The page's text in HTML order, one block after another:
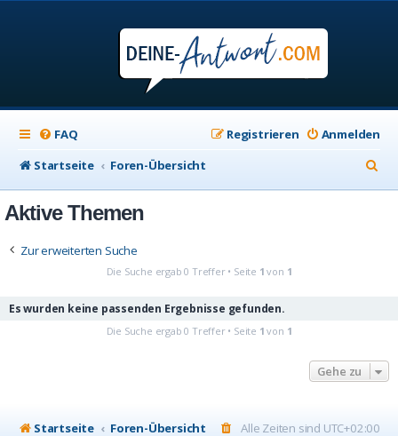
FAQ Anmelden
Registrieren
Startseite
Foren-Übersicht
u
Aktive Themen
Zur erweiterten Suche
Die Suche ergab 0 Treffer • Seite 1 von 1
Es wurden keine passenden Ergebnisse gefunden.
Die Suche ergab 0 Treffer • Seite 1 von 1
Gehe zu
Startseite Foren-Übersicht Alle Zeiten sind UTC+02:00